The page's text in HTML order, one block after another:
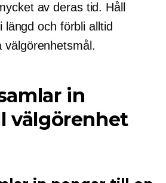
av deras tid. Håll
längd och förbli alltid
välgörenhetsmål.
in
välgörenhet